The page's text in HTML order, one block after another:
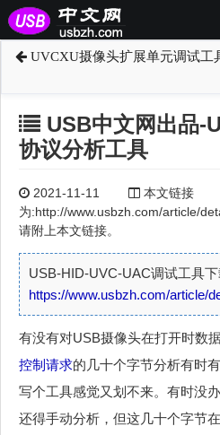
UVCXU摄像头扩展单元调试工
USB中文网出品-
协议分析工具
2021-11-11
本文链接
为:http://www.usbzh.com/article/
请附上本文链接。
USB-HID-UVC-UAC调试工具下
https://www.usbzh.com/article/
有没有对USB摄像头在打开时数
控制请求的几十个字节分析有时
写个工具感觉又划不来。有时没
还得手动分析，但这几十个字节